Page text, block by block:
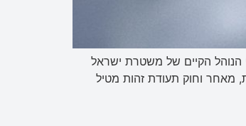
בבג"ץ 4455/19 ו-5471/19 קובע בית המשפט העליון, כי הנוהל הקיים של משטרת ישראל
מאחר וחוק תעודת זהות מטיל